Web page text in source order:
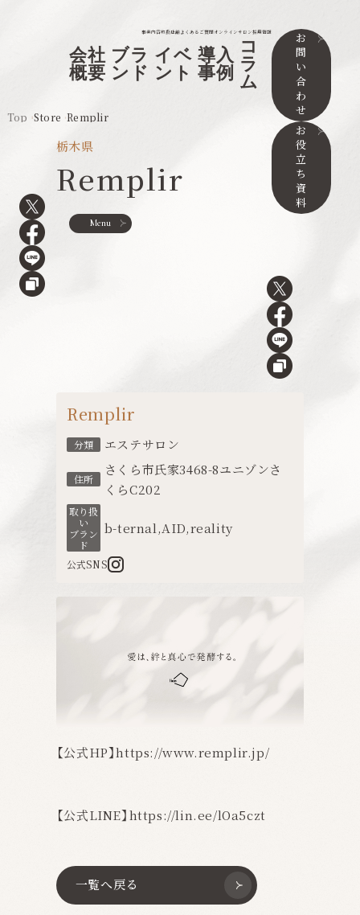
事業内容取扱店舗よくあるご質問オンラインサロン採用情報
会社
概要
ブラ
ンド
イベ
ント
導入
事例
コ
ラ
ム
お
問
い
合
わ
せ
お
役
立
ち
資
料
Menu
Top Store Remplir
栃木県
Remplir
Remplir
分類 エステサロン
住所
さくら市氏家3468-8ユニゾンさ
くらC202
取り扱
い
ブラン
ド
b-ternal,AID,reality
公式SNS
【公式HP】https://www.remplir.jp/
【公式LINE】https://lin.ee/lOa5czt
一覧へ戻る